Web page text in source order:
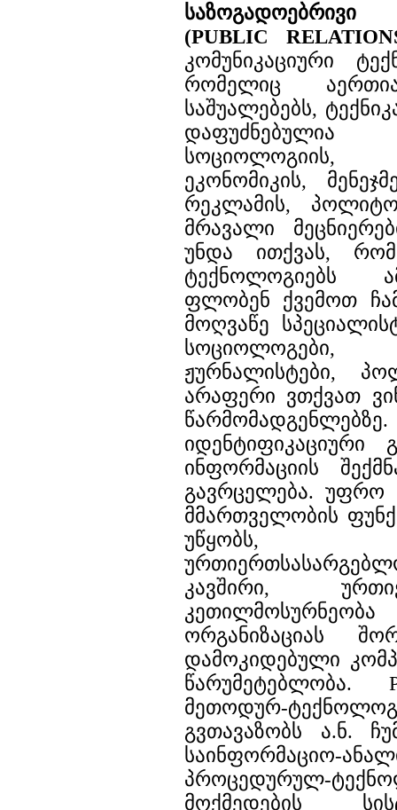
(PUBLIC
კომუნიკაციური
რომელიც
საშუალებებს,
სოციოლოგიის,
ეკონომიკის,
რეკლამის,
მრავალი
უნდა ითქვას,
ტექნოლოგიებს
ფლობენ ქვემოთ
მოღვაწე
სოციოლოგები,
ჟურნალისტები,
არაფერი ვთქვათ
იდენტიფიკაციური
ინფორმაციის
გავრცელება. უფრო
მმართველობის
უწყობს,
კავშირი,
კეთილმოსურნეობა
ორგანიზაციას
დამოკიდებული
წარუმეტებლობა.
მეთოდურ-
გვთავაზობს ა.ნ.
საინფორმაციო-
პროცედურულ-
მოქმედების